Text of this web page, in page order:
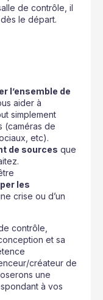
de contrôle, il
dès le départ.
l’ensemble de
aider à
simplement
(caméras de
etc).
de sources que
les
crise ou d’un
contrôle,
et sa
créateur de
une
à vos